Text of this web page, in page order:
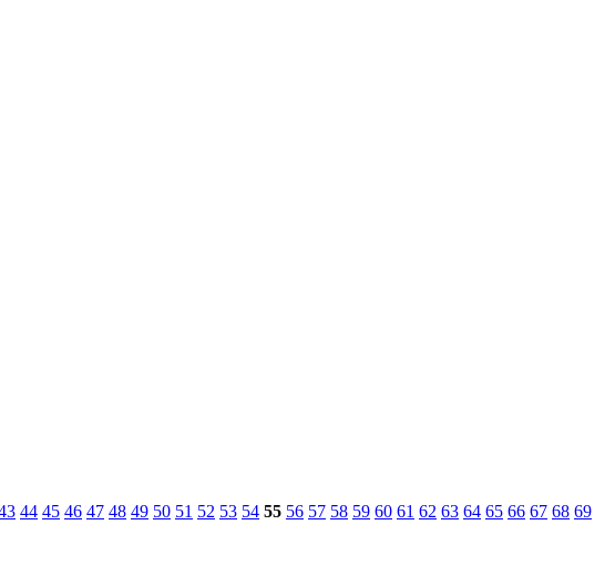
44 45 46 47 48 49 50 51 52 53 54 55 56 57 58 59 60 61 62 63 64 65 66 67 68 69